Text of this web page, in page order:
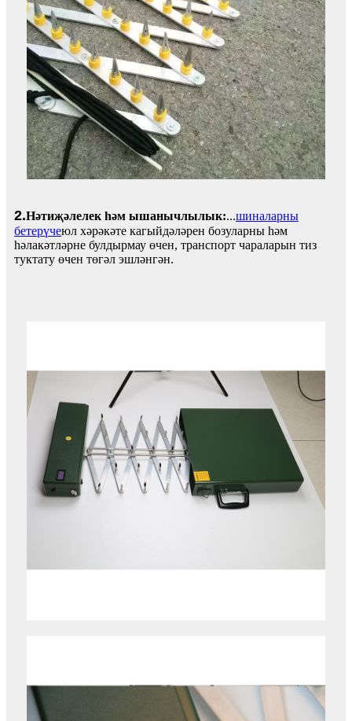
2.Нәтиҗәлелек һәм ышанычлылык:...шиналарны
бетерүчеюл хәрәкәте кагыйдәләрен бозуларны һәм
һәлакәтләрне булдырмау өчен, транспорт чараларын тиз
туктату өчен төгәл эшләнгән.